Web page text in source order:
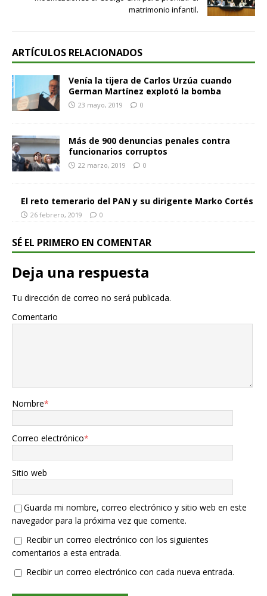
matrimonio infantil.
ARTÍCULOS RELACIONADOS
Venía la tijera de Carlos Urzúa cuando
German Martínez explotó la bomba
23 mayo, 2019 0
Más de 900 denuncias penales contra
funcionarios corruptos
22 marzo, 2019 0
El reto temerario del PAN y su dirigente Marko Cortés
26 febrero, 2019 0
SÉ EL PRIMERO EN COMENTAR
Deja una respuesta
Tu dirección de correo no será publicada.
Comentario
Nombre*
Correo electrónico*
Sitio web
Guarda mi nombre, correo electrónico y sitio web en este
navegador para la próxima vez que comente.
Recibir un correo electrónico con los siguientes
comentarios a esta entrada.
Recibir un correo electrónico con cada nueva entrada.